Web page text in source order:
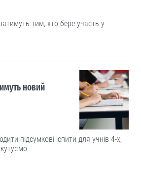
тим, хто бере участь у
новий
підсумкові іспити для учнів 4-х,